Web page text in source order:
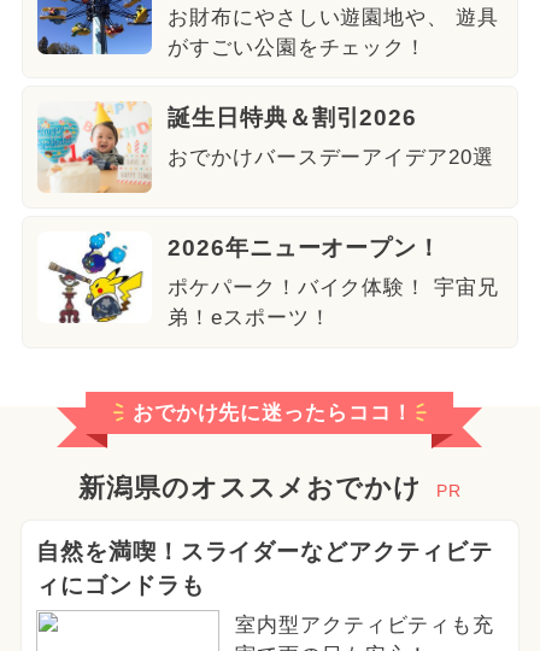
お財布にやさしい遊園地や、 遊具
がすごい公園をチェック！
誕生日特典＆割引2026
おでかけバースデーアイデア20選
2026年ニューオープン！
ポケパーク！バイク体験！ 宇宙兄
弟！eスポーツ！
おでかけ先に迷ったらココ！
新潟県のオススメおでかけ PR
自然を満喫！スライダーなどアクティビテ
ィにゴンドラも
室内型アクティビティも充